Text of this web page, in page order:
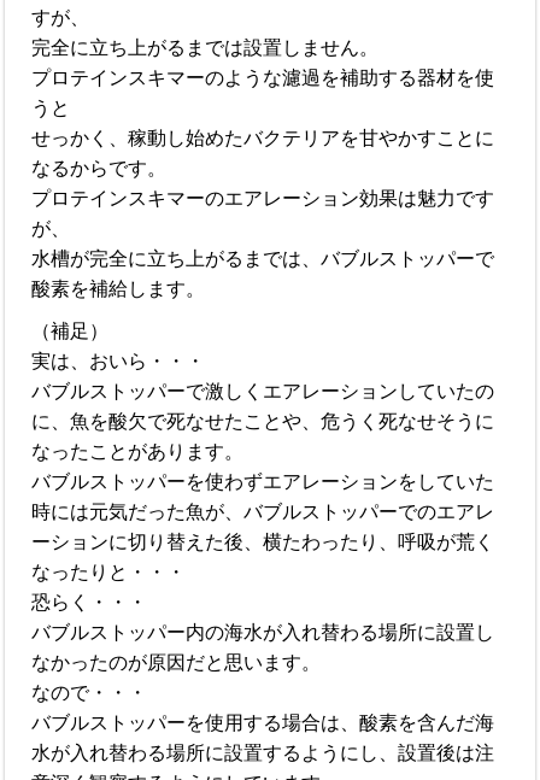
すが、
完全に立ち上がるまでは設置しません。
プロテインスキマーのような濾過を補助する器材を使
うと
せっかく、稼動し始めたバクテリアを甘やかすことに
なるからです。
プロテインスキマーのエアレーション効果は魅力です
が、
水槽が完全に立ち上がるまでは、バブルストッパーで
酸素を補給します。
（補足）
実は、おいら・・・
バブルストッパーで激しくエアレーションしていたの
に、魚を酸欠で死なせたことや、危うく死なせそうに
なったことがあります。
バブルストッパーを使わずエアレーションをしていた
時には元気だった魚が、バブルストッパーでのエアレ
ーションに切り替えた後、横たわったり、呼吸が荒く
なったりと・・・
恐らく・・・
バブルストッパー内の海水が入れ替わる場所に設置し
なかったのが原因だと思います。
なので・・・
バブルストッパーを使用する場合は、酸素を含んだ海
水が入れ替わる場所に設置するようにし、設置後は注